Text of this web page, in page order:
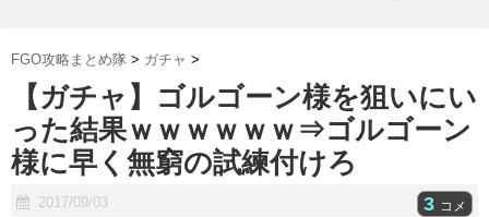
e
FGO攻略まとめ隊 > ガチャ >
【ガチャ】ゴルゴーン様を狙いにい
った結果ｗｗｗｗｗｗ⇒ゴルゴーン
様に早く無窮の試練付けろ
2017/09/03 3 コメ